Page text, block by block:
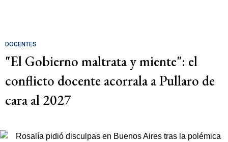
DOCENTES
"El Gobierno maltrata y miente": el
conflicto docente acorrala a Pullaro de
cara al 2027